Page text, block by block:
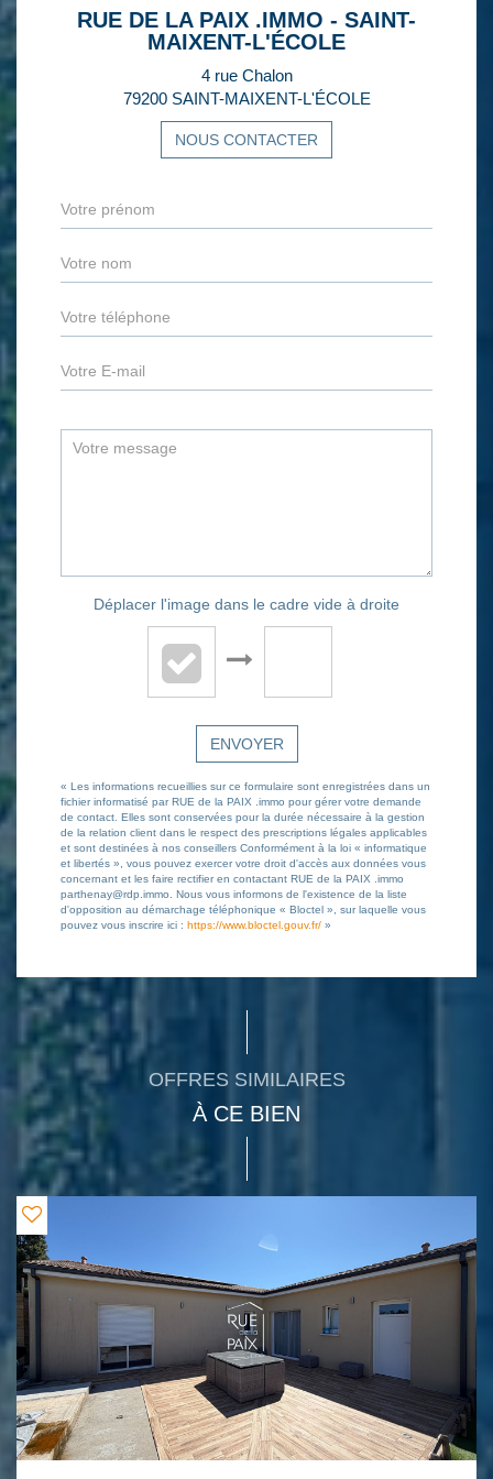
RUE DE LA PAIX .IMMO - SAINT-
MAIXENT-L'ÉCOLE
4 rue Chalon
79200 SAINT-MAIXENT-L'ÉCOLE
NOUS CONTACTER
Déplacer l'image dans le cadre vide à droite
ENVOYER
« Les informations recueillies sur ce formulaire sont enregistrées dans un
fichier informatisé par RUE de la PAIX .immo pour gérer votre demande
de contact. Elles sont conservées pour la durée nécessaire à la gestion
de la relation client dans le respect des prescriptions légales applicables
et sont destinées à nos conseillers Conformément à la loi « informatique
et libertés », vous pouvez exercer votre droit d'accès aux données vous
concernant et les faire rectifier en contactant RUE de la PAIX .immo
parthenay@rdp.immo. Nous vous informons de l'existence de la liste
d'opposition au démarchage téléphonique « Bloctel », sur laquelle vous
pouvez vous inscrire ici : https://www.bloctel.gouv.fr/ »
OFFRES SIMILAIRES
À CE BIEN